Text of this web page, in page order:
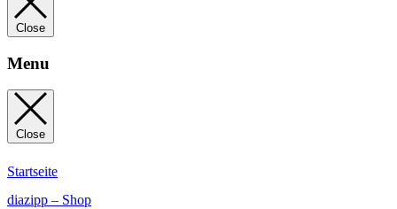
Close
Menu
Close
Startseite
diazipp – Shop